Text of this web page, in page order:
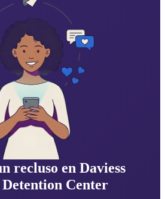
recluso en Daviess
Center